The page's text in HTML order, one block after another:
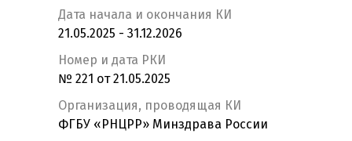
Дата начала и окончания КИ
21.05.2025 - 31.12.2026
Номер и дата РКИ
№ 221 от 21.05.2025
Организация, проводящая КИ
ФГБУ «РНЦРР» Минздрава России